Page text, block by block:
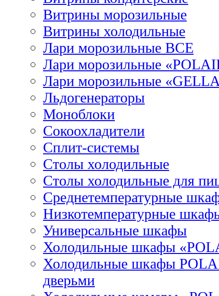
Витрины морозильные
Витрины холодильные
Лари морозильные ВСЕ
Лари морозильные
Лари морозильные
Льдогенераторы
Моноблоки
Сокоохладители
Сплит-системы
Столы холодильные
Столы холодильные для
Среднетемпературные
Низкотемпературные
Универсальные шкафы
Холодильные шкафы
Холодильные шкафы
дверьми